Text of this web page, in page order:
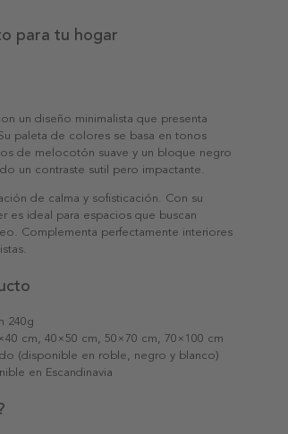
para tu hogar
un diseño minimalista que presenta
paleta de colores se basa en tonos
de melocotón suave y un bloque negro
un contraste sutil pero impactante.
de calma y sofisticación. Con su
es ideal para espacios que buscan
Complementa perfectamente interiores
240g
cm, 40×50 cm, 50×70 cm, 70×100 cm
(disponible en roble, negro y blanco)
en Escandinavia